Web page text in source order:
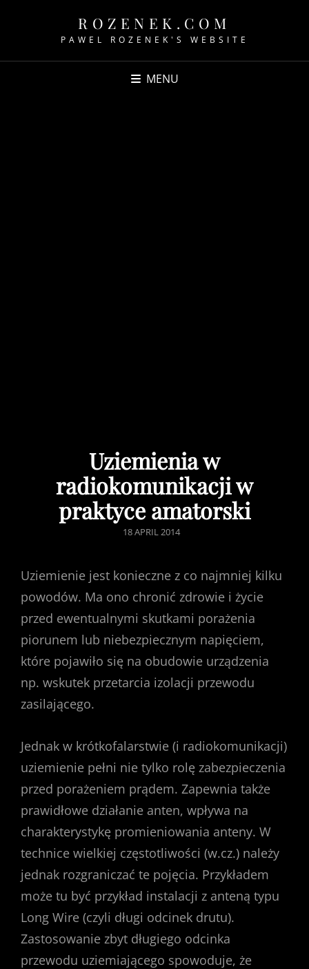
ROZENEK.COM
PAWEL ROZENEK'S WEBSITE
MENU
Uziemienia w
radiokomunikacji w
praktyce amatorski
POSTED
18 APRIL 2014
Uziemienie jest konieczne z co najmniej kilku
powodów. Ma ono chronić zdrowie i życie
przed ewentualnymi skutkami porażenia
piorunem lub niebezpiecznym napięciem,
które pojawiło się na obudowie urządzenia
np. wskutek przetarcia izolacji przewodu
zasilającego.
Jednak w krótkofalarstwie (i radiokomunikacji)
uziemienie pełni nie tylko rolę zabezpieczenia
przed porażeniem prądem. Zapewnia także
prawidłowe działanie anten, wpływa na
charakterystykę promieniowania anteny. W
technice wielkiej częstotliwości (w.cz.) należy
jednak rozgraniczać te pojęcia. Przykładem
może tu być przykład instalacji z anteną typu
Long Wire (czyli długi odcinek drutu).
Zastosowanie zbyt długiego odcinka
przewodu uziemiającego spowoduje, że